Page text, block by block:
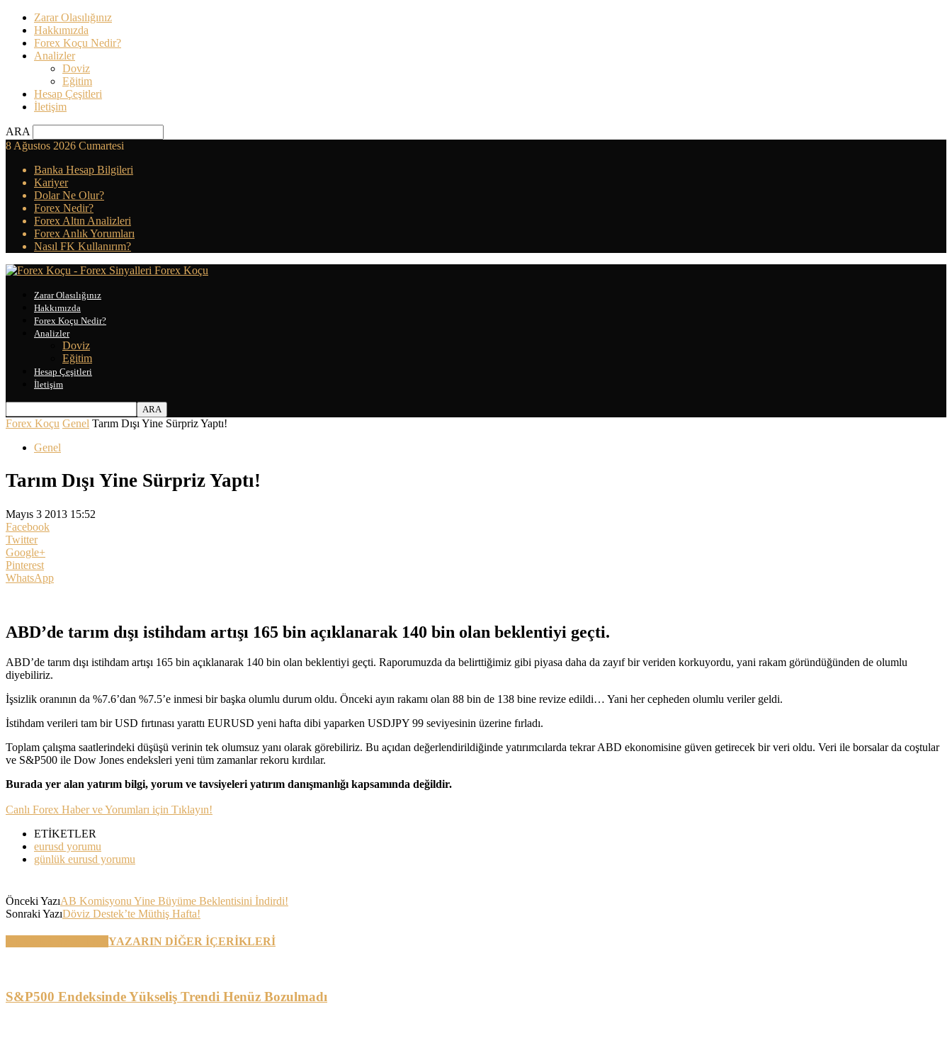
Zarar Olasılığınız
Hakkımızda
Forex Koçu Nedir?
Analizler
Doviz
Eğitim
Hesap Çeşitleri
İletişim
ARA
8 Ağustos 2026 Cumartesi
Banka Hesap Bilgileri
Kariyer
Dolar Ne Olur?
Forex Nedir?
Forex Altın Analizleri
Forex Anlık Yorumları
Nasıl FK Kullanırım?
Forex Koçu
Zarar Olasılığınız
Hakkımızda
Forex Koçu Nedir?
Analizler
Doviz
Eğitim
Hesap Çeşitleri
İletişim
Forex Koçu Genel Tarım Dışı Yine Sürpriz Yaptı!
Genel
Tarım Dışı Yine Sürpriz Yaptı!
Mayıs 3 2013 15:52
Facebook
Twitter
Google+
Pinterest
WhatsApp
ABD’de tarım dışı istihdam artışı 165 bin açıklanarak 140 bin olan beklentiyi geçti.
ABD’de tarım dışı istihdam artışı 165 bin açıklanarak 140 bin olan beklentiyi geçti. Raporumuzda da belirttiğimiz gibi piyasa daha da zayıf bir veriden korkuyordu, yani rakam göründüğünden de olumlu
diyebiliriz.
İşsizlik oranının da %7.6’dan %7.5’e inmesi bir başka olumlu durum oldu. Önceki ayın rakamı olan 88 bin de 138 bine revize edildi… Yani her cepheden olumlu veriler geldi.
İstihdam verileri tam bir USD fırtınası yarattı EURUSD yeni hafta dibi yaparken USDJPY 99 seviyesinin üzerine fırladı.
Toplam çalışma saatlerindeki düşüşü verinin tek olumsuz yanı olarak görebiliriz. Bu açıdan değerlendirildiğinde yatırımcılarda tekrar ABD ekonomisine güven getirecek bir veri oldu. Veri ile borsalar da coştular
ve S&P500 ile Dow Jones endeksleri yeni tüm zamanlar rekoru kırdılar.
Burada yer alan yatırım bilgi, yorum ve tavsiyeleri yatırım danışmanlığı kapsamında değildir.
Canlı Forex Haber ve Yorumları için Tıklayın!
ETİKETLER
eurusd yorumu
günlük eurusd yorumu
Önceki YazıAB Komisyonu Yine Büyüme Beklentisini İndirdi!
Sonraki YazıDöviz Destek’te Müthiş Hafta!
YAZARIN DİĞER İÇERİKLERİ
S&P500 Endeksinde Yükseliş Trendi Henüz Bozulmadı